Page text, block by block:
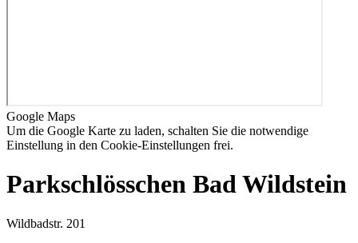
Google Maps
Um die Google Karte zu laden, schalten Sie die notwendige
Einstellung in den Cookie-Einstellungen frei.
Parkschlösschen Bad Wildstein
Wildbadstr. 201